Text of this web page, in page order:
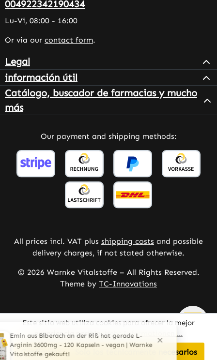
004922342190434
Lu-Vi, 08:00 - 16:00
Or via our contact form.
Legal
información útil
Catálogo, buscador de farmacias y mucho
más
Our payment and shipping methods:
All prices incl. VAT plus shipping costs and possible
delivery charges, if not stated otherwise.
© 2026 Warnke Vitalstoffe – All Rights Reserved.
Theme by TC-Innovations
Este sitio web utiliza cookies para ofrecer la mejor
experiencia posible.Mehr Informationen ...
Solo los técnicamente necesarios
Configurar